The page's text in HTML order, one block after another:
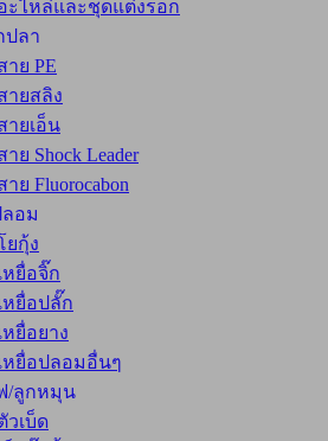
ะไหล่และชุดแต่งรอก
ปลา
าย PE
ายสลิง
ายเอ็น
าย Shock Leader
าย Fluorocabon
ลอม
ยกุ้ง
หยื่อจิ๊ก
หยื่อปลั๊ก
หยื่อยาง
หยื่อปลอมอื่นๆ
/ลูกหมุน
วเบ็ด